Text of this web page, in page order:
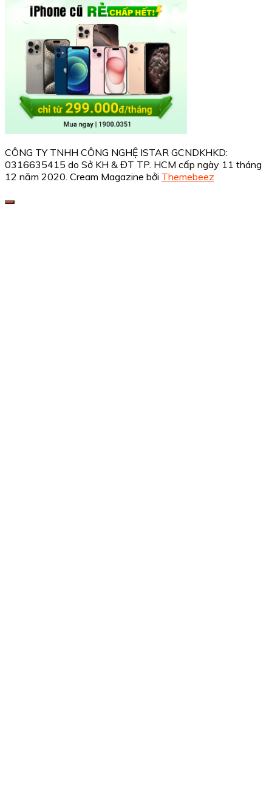
CÔNG TY TNHH CÔNG NGHỆ ISTAR GCNDKHKD:
0316635415 do Sở KH & ĐT TP. HCM cấp ngày 11 tháng
12 năm 2020. Cream Magazine bởi Themebeez